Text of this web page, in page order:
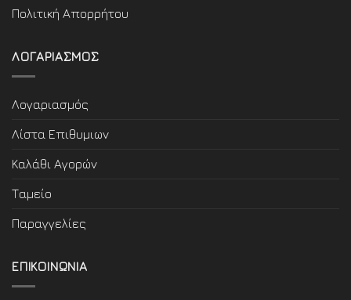
Πολιτική Απορρήτου
ΛΟΓΑΡΙΑΣΜΟΣ
Λογαριασμός
Λίστα Επιθυμιων
Καλάθι Αγορών
Ταμείο
Παραγγελίες
ΕΠΙΚΟΙΝΩΝΙΑ